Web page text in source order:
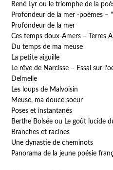
René Lyr ou le triomphe de la
Profondeur de la mer -poèmes –
Profondeur de la mer
Ces temps doux-Amers – Terres
Du temps de ma meuse
La petite aiguille
Le rêve de Narcisse – Essai sur
Delmelle
Les loups de Malvoisin
Meuse, ma douce soeur
Poses et instantanés
Berthe Bolsée ou Le goût lucide
Branches et racines
Une dynastie de cheminots
Panorama de la jeune poésie